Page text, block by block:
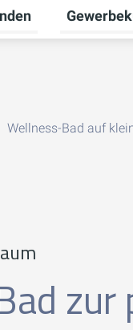
Wellness-Bad auf
zur